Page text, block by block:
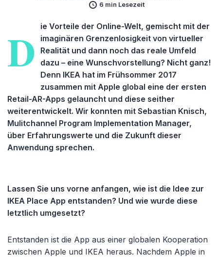
6 min Lesezeit
D
ie Vorteile der Online-Welt, gemischt mit der
imaginären Grenzenlosigkeit von virtueller
Realität und dann noch das reale Umfeld
dazu – eine Wunschvorstellung? Nicht ganz!
Denn IKEA hat im Frühsommer 2017
zusammen mit Apple global eine der ersten
Retail-AR-Apps gelauncht und diese seither
weiterentwickelt. Wir konnten mit Sebastian Knisch,
Mulitchannel Program Implementation Manager,
über Erfahrungswerte und die Zukunft dieser
Anwendung sprechen.
Lassen Sie uns vorne anfangen, wie ist die Idee zur
IKEA Place App entstanden? Und wie wurde diese
letztlich umgesetzt?
Entstanden ist die App aus einer globalen Kooperation
zwischen Apple und IKEA heraus. Nachdem Apple in